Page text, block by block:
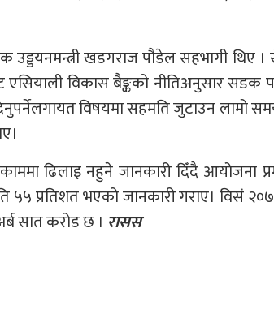
खडगराज पौडेल सहभागी थिए ।
विकास बैङ्कको नीतिअनुसार सडक
विषयमा सहमति जुटाउन लामो
ढिलाइ नहुने जानकारी दिँदै आयोजना
५५ प्रतिशत भएको जानकारी गराए। विसं
सात करोड छ । रासस